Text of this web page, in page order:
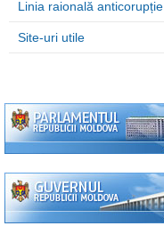
Linia raională anticorupție
Site-uri utile